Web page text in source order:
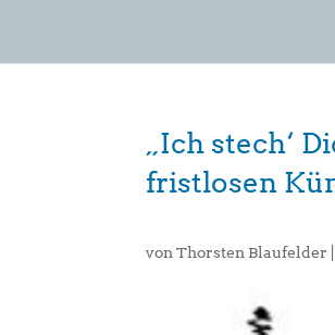
„Ich stech‘
fristlosen
vonThorsten Blaufelder